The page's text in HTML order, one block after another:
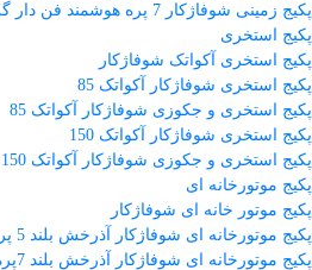
پکیج زمینی شوفاژکار 7 پره هوشمند فن دار گرمایش از کف
پکیج استخری
پکیج استخری آکواتک شوفاژکار
پکیج استخری شوفاژکار آکواتک 85
پکیج استخری و جکوزی شوفاژکار آکواتک 85
پکیج استخری شوفاژکار آکواتک 150
پکیج استخری و جکوزی شوفاژکار آکواتک 150
پکیج موتورخانه ای
پکیج موتور خانه ای شوفاژکار
پکیج موتورخانه ای شوفاژکار آذرخش بلند 5 پره
پکیج موتورخانه ای شوفاژکار آذرخش بلند 7پره